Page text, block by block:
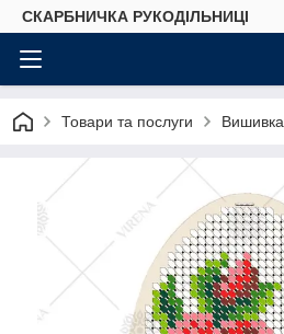
СКАРБНИЧКА РУКОДІЛЬНИЦІ
Товари та послуги Вишивка